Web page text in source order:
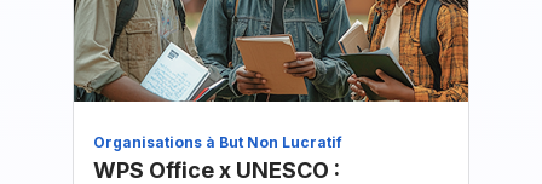
Organisations à But Non Lucratif
WPS Office x UNESCO :